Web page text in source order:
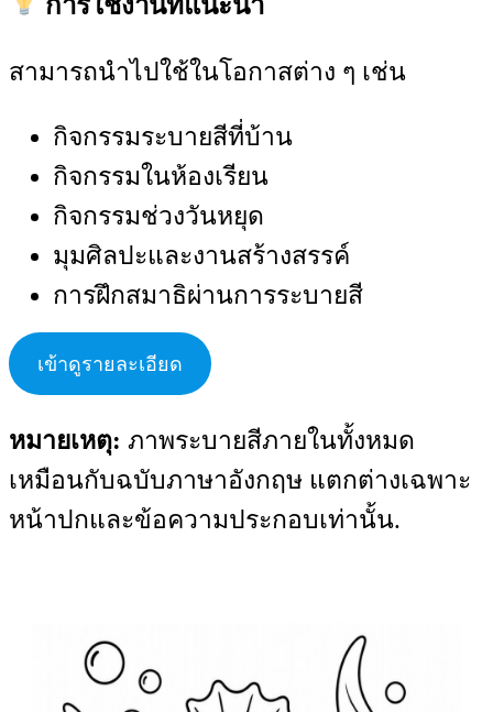
สามารถนำไปใช้ในโอกาสต่าง ๆ เช่น
กิจกรรมระบายสีที่บ้าน
กิจกรรมในห้องเรียน
กิจกรรมช่วงวันหยุด
มุมศิลปะและงานสร้างสรรค์
การฝึกสมาธิผ่านการระบายสี
เข้าดูรายละเอียด
หมายเหตุ: ภาพระบายสีภายในทั้งหมด
เหมือนกับฉบับภาษาอังกฤษ แตกต่างเฉพาะ
หน้าปกและข้อความประกอบเท่านั้น.